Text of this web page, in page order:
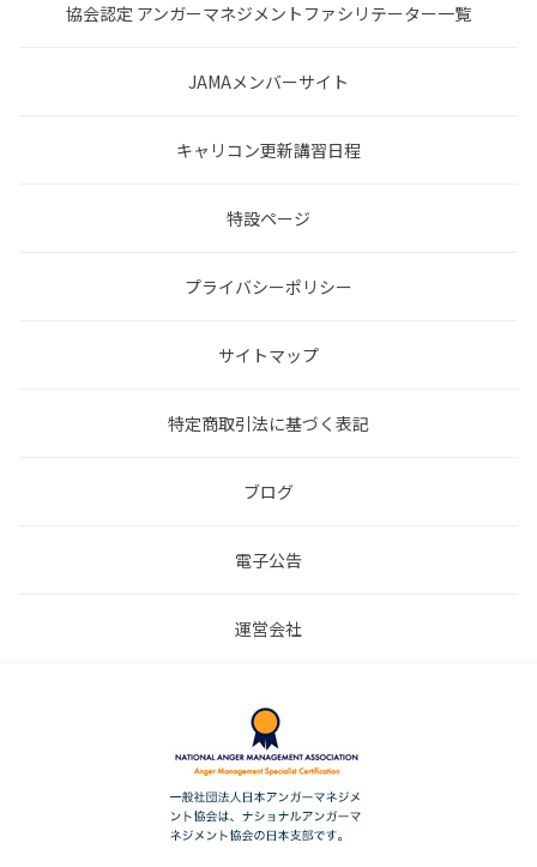
協会認定 アンガーマネジメントファシリテーター一覧
JAMAメンバーサイト
キャリコン更新講習日程
特設ページ
プライバシーポリシー
サイトマップ
特定商取引法に基づく表記
ブログ
電子公告
運営会社